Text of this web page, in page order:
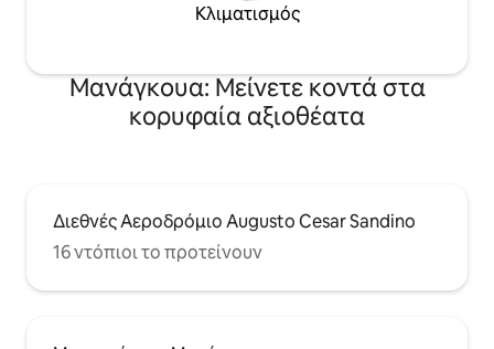
Κλιματισμός
Μανάγκουα: Μείνετε κοντά στα
κορυφαία αξιοθέατα
Διεθνές Αεροδρόμιο Augusto Cesar Sandino
16 ντόπιοι το προτείνουν